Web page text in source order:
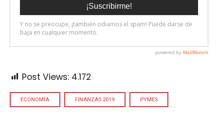
Post Views: 4.172
ECONOMÍA FINANZAS 2019 PYMES